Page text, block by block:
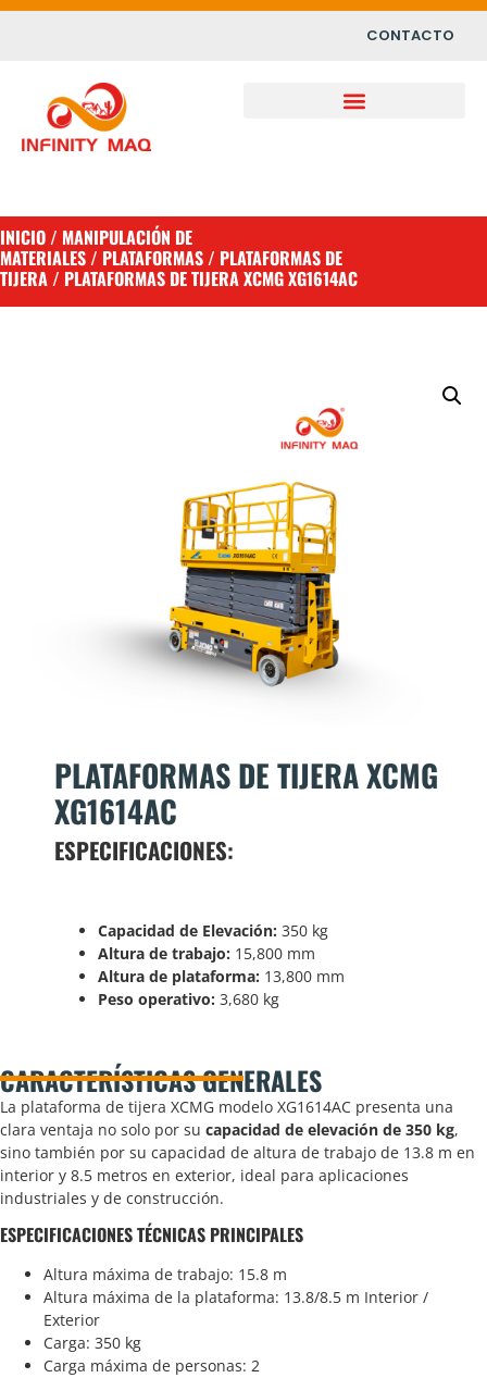
CONTACTO
INICIO / MANIPULACIÓN DE
MATERIALES / PLATAFORMAS / PLATAFORMAS DE
TIJERA / PLATAFORMAS DE TIJERA XCMG XG1614AC
PLATAFORMAS DE TIJERA XCMG
XG1614AC
ESPECIFICACIONES:
Capacidad de Elevación: 350 kg
Altura de trabajo: 15,800 mm
Altura de plataforma: 13,800 mm
Peso operativo: 3,680 kg
CARACTERÍSTICAS GENERALES
La plataforma de tijera XCMG modelo XG1614AC presenta una
clara ventaja no solo por su capacidad de elevación de 350 kg,
sino también por su capacidad de altura de trabajo de 13.8 m en
interior y 8.5 metros en exterior, ideal para aplicaciones
industriales y de construcción.
ESPECIFICACIONES TÉCNICAS PRINCIPALES
Altura máxima de trabajo: 15.8 m
Altura máxima de la plataforma: 13.8/8.5 m Interior /
Exterior
Carga: 350 kg
Carga máxima de personas: 2